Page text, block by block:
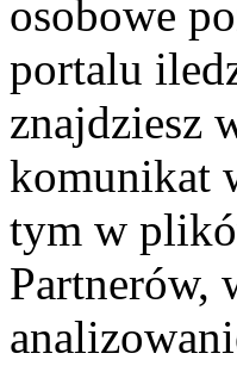
osobowe
portalu
znajdziesz
komunikat
tym w
Partnerów,